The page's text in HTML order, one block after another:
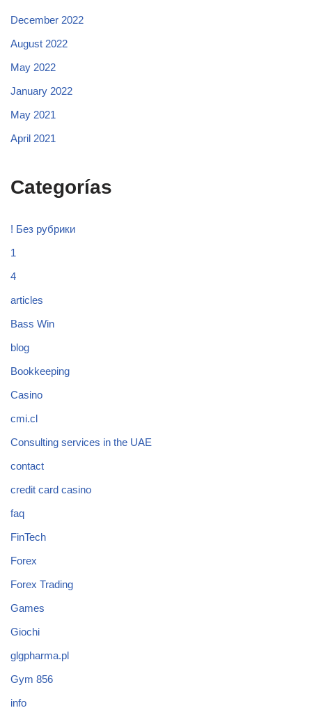
December 2022
August 2022
May 2022
January 2022
May 2021
April 2021
Categorías
! Без рубрики
1
4
articles
Bass Win
blog
Bookkeeping
Casino
cmi.cl
Consulting services in the UAE
contact
credit card casino
faq
FinTech
Forex
Forex Trading
Games
Giochi
glgpharma.pl
Gym 856
info